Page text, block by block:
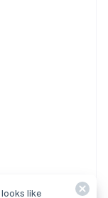
like